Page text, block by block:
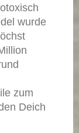
wurde
zum
Deich